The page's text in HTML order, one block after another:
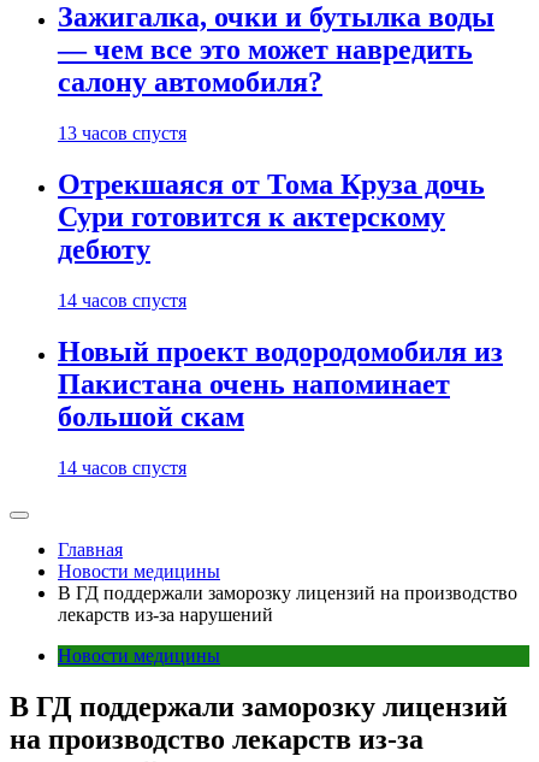
Зажигалка, очки и бутылка воды
— чем все это может навредить
салону автомобиля?
13 часов спустя
Отрекшаяся от Тома Круза дочь
Сури готовится к актерскому
дебюту
14 часов спустя
Новый проект водородомобиля из
Пакистана очень напоминает
большой скам
14 часов спустя
Главная
Новости медицины
В ГД поддержали заморозку лицензий на производство
лекарств из-за нарушений
Новости медицины
В ГД поддержали заморозку лицензий
на производство лекарств из-за